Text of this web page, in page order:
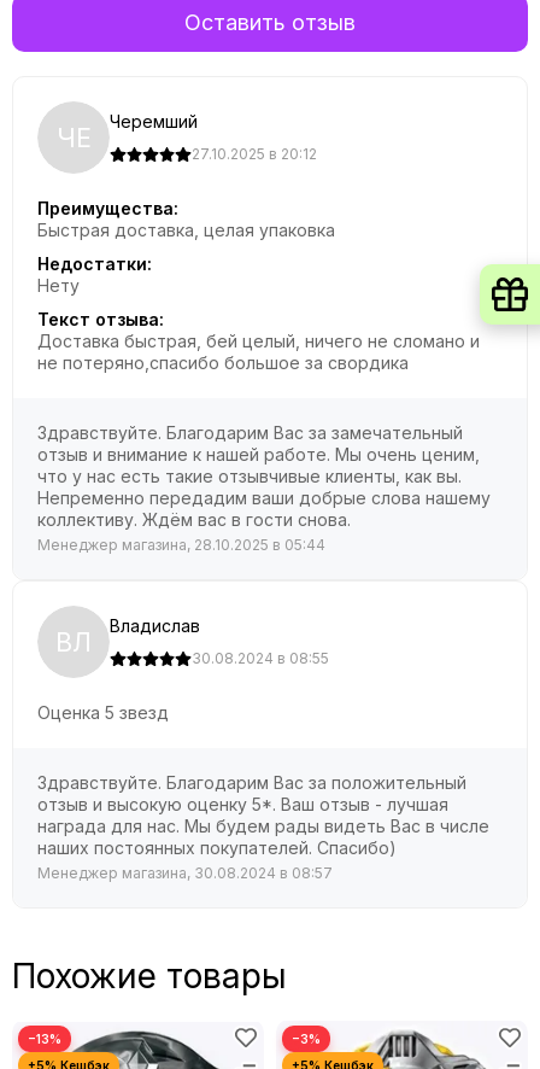
ЧЕ Черемший
27.10.2025 в 20:12
Преимущества:
Быстрая доставка, целая упаковка
Недостатки:
Нету
Текст отзыва:
Доставка быстрая, бей целый, ничего не сломано и
не потеряно,спасибо большое за свордика
Здравствуйте. Благодарим Вас за замечательный
отзыв и внимание к нашей работе. Мы очень ценим,
что у нас есть такие отзывчивые клиенты, как вы.
Непременно передадим ваши добрые слова нашему
коллективу. Ждём вас в гости снова.
Менеджер магазина, 28.10.2025 в 05:44
ВЛ Владислав
30.08.2024 в 08:55
Оценка 5 звезд
Здравствуйте. Благодарим Вас за положительный
отзыв и высокую оценку 5*. Ваш отзыв - лучшая
награда для нас. Мы будем рады видеть Вас в числе
наших постоянных покупателей. Спасибо)
Менеджер магазина, 30.08.2024 в 08:57
Оставить отзыв
Похожие товары
−13% −3%